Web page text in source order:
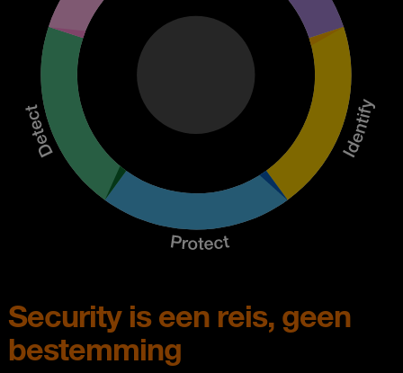
Security is een reis, geen
bestemming